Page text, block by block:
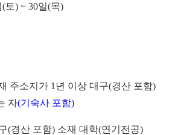
(토) ~ 30일(목)
주소지가 1 년 이상 대구(경산 포함)
자(기숙사 포함)
(경산 포함) 소재 대학(연기전공)